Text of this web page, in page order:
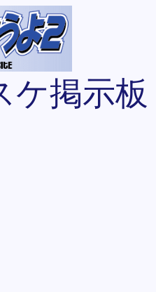
ケ掲示板